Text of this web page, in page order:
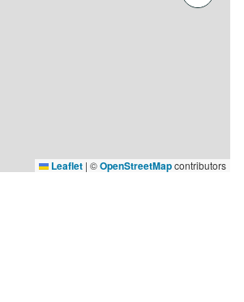
Leaflet | ©OpenStreetMapcontributors